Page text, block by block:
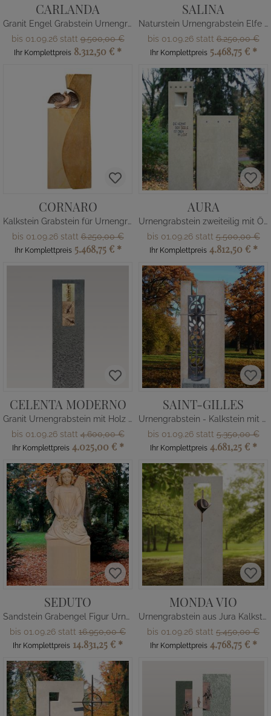
CARLANDA
Granit Engel Grabstein Urnengrab
bis 01.09.26 statt9.500,00 €
Ihr Komplettpreis 8.312,50 € *
SALINA
Naturstein Urnengrabstein Elfe rund
bis 01.09.26 statt6.250,00 €
Ihr Komplettpreis 5.468,75 € *
CORNARO
Kalkstein Grabstein für Urnengrab mit Bronze Figur Taube
bis 01.09.26 statt6.250,00 €
Ihr Komplettpreis 5.468,75 € *
AURA
Urnengrabstein zweiteilig mit Öffnung
bis 01.09.26 statt5.500,00 €
Ihr Komplettpreis 4.812,50 € *
CELENTA MODERNO
Granit Urnengrabstein mit Holz & Glas Dekor
bis 01.09.26 statt4.600,00 €
Ihr Komplettpreis 4.025,00 € *
SAINT-GILLES
Urnengrabstein - Kalkstein mit Bronze Kreuz
bis 01.09.26 statt5.350,00 €
Ihr Komplettpreis 4.681,25 € *
SEDUTO
Sandstein Grabengel Figur Urnengrab
bis 01.09.26 statt 16.950,00 €
Ihr Komplettpreis 14.831,25 € *
MONDA VIO
Urnengrabstein aus Jura Kalkstein mit Ornament
bis 01.09.26 statt 5.450,00 €
Ihr Komplettpreis 4.768,75 € *